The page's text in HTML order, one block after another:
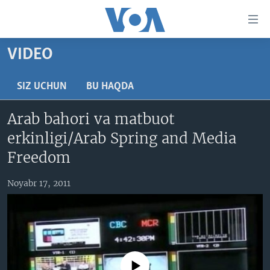
boring
Boshiga
Qidiruvga
AMERIKA
VATANDOSHLAR
AMERIKA MANZARALARI
XALQARO HAYOT
VASHINGTON CHOYXONASI
MOBIL-SALOM!
IJTIMOIY TARMOQLAR
YOUTUBE
INSTAGRAM
INGLIZ TILI DARSLARI
EDITORIAL
VIDEO
SIZ UCHUN BU HAQDA
Arab bahori va matbuot
erkinligi/Arab Spring and Media
Freedom
Noyabr 17, 2011
No media source currently available